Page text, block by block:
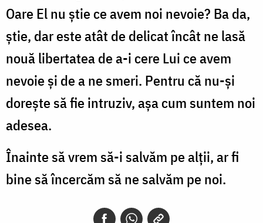
Oare El nu știe ce avem noi nevoie? Ba da,
știe, dar este atât de delicat încât ne lasă
nouă libertatea de a-i cere Lui ce avem
nevoie și de a ne smeri. Pentru că nu-și
dorește să fie intruziv, așa cum suntem noi
adesea.
Înainte să vrem să-i salvăm pe alții, ar fi
bine să încercăm să ne salvăm pe noi.